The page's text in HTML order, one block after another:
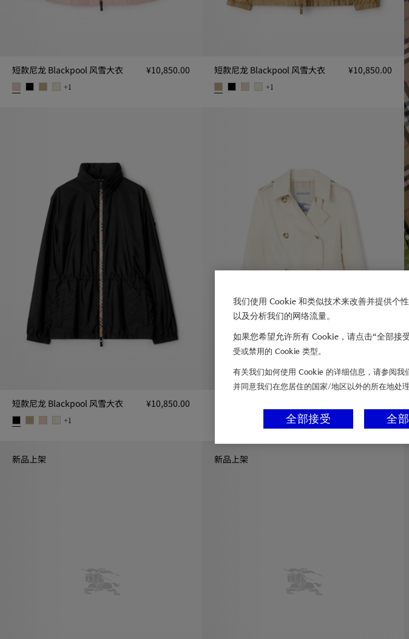
短款尼龙 Blackpool 风雪大衣 ¥10,850.00
+1
短款尼龙 Blackpool 风雪大衣 ¥10,850.00
+1
短款尼龙 Blackpool 风雪大衣 ¥10,850.00
+1
及腰短款轻薄嘎巴甸 Swarby Trench 外套,
新品上架 新品上架
我们使用 Cookie 和类似技术来改善并提供个
以及分析我们的网络流量。
如果您希望允许所有 Cookie，请点击“全部接受
受或禁用的 Cookie 类型。
有关我们如何使用 Cookie 的详细信息，请参阅我
并同意我们在您居住的国家/地区以外的所在地处
全
全部接受